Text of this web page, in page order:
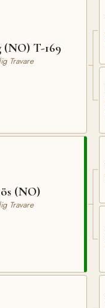
(NO) T-169
Travare
(NO)
Travare